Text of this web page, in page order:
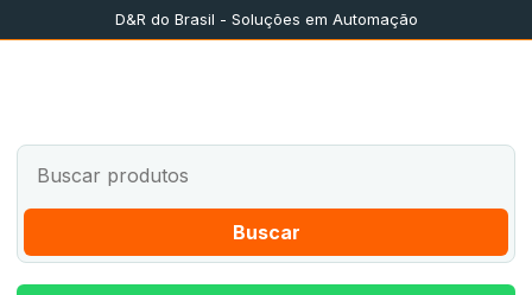
D&R do Brasil - Soluções em Automação
Buscar